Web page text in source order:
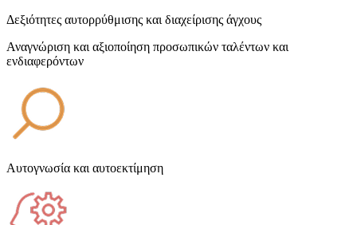
Δεξιότητες αυτορρύθμισης και διαχείρισης άγχους
Αναγνώριση και αξιοποίηση προσωπικών ταλέντων και
ενδιαφερόντων
Αυτογνωσία και αυτοεκτίμηση